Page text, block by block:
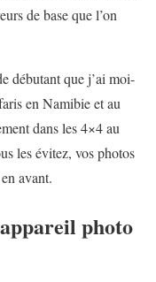
de base que l’on
débutant que j’ai moi-
en Namibie et au
dans les 4×4 au
les évitez, vos photos
avant.
photo